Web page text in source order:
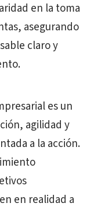
en la toma
asegurando
claro y
es un
agilidad y
a la acción.
en realidad a